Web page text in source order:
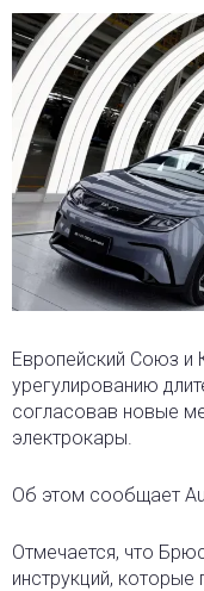
Европейский Союз и
урегулированию
согласовав новые
электрокары.
Об этом сообщает
Отмечается, что
инструкций,